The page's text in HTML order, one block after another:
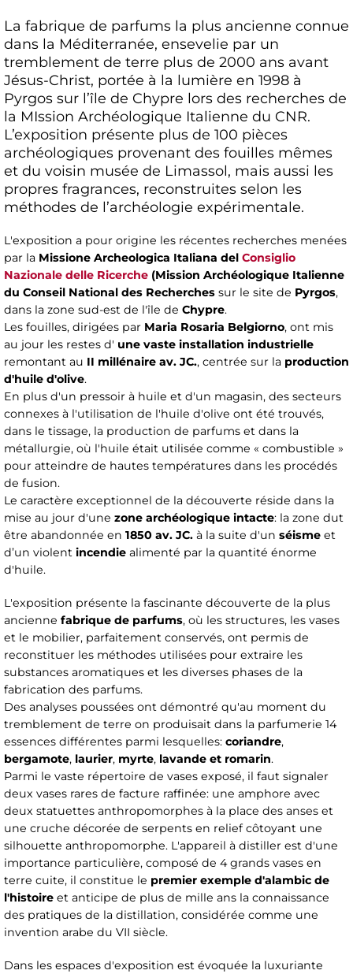
La fabrique de parfums la plus ancienne connue
dans la Méditerranée, ensevelie par un
tremblement de terre plus de 2000 ans avant
Jésus-Christ, portée à la lumière en 1998 à
Pyrgos sur l’île de Chypre lors des recherches de
la MIssion Archéologique Italienne du CNR.
L’exposition présente plus de 100 pièces
archéologiques provenant des fouilles mêmes
et du voisin musée de Limassol, mais aussi les
propres fragrances, reconstruites selon les
méthodes de l’archéologie expérimentale.
L'exposition a pour origine les récentes recherches menées
par la Missione Archeologica Italiana del Consiglio
Nazionale delle Ricerche (Mission Archéologique Italienne
du Conseil National des Recherches sur le site de Pyrgos,
dans la zone sud-est de l'île de Chypre.
Les fouilles, dirigées par Maria Rosaria Belgiorno, ont mis
au jour les restes d' une vaste installation industrielle
remontant au II millénaire av. JC., centrée sur la production
d'huile d'olive.
En plus d'un pressoir à huile et d'un magasin, des secteurs
connexes à l'utilisation de l'huile d'olive ont été trouvés,
dans le tissage, la production de parfums et dans la
métallurgie, où l'huile était utilisée comme « combustible »
pour atteindre de hautes températures dans les procédés
de fusion.
Le caractère exceptionnel de la découverte réside dans la
mise au jour d'une zone archéologique intacte: la zone dut
être abandonnée en 1850 av. JC. à la suite d'un séisme et
d’un violent incendie alimenté par la quantité énorme
d'huile.
L'exposition présente la fascinante découverte de la plus
ancienne fabrique de parfums, où les structures, les vases
et le mobilier, parfaitement conservés, ont permis de
reconstituer les méthodes utilisées pour extraire les
substances aromatiques et les diverses phases de la
fabrication des parfums.
Des analyses poussées ont démontré qu'au moment du
tremblement de terre on produisait dans la parfumerie 14
essences différentes parmi lesquelles: coriandre,
bergamote, laurier, myrte, lavande et romarin.
Parmi le vaste répertoire de vases exposé, il faut signaler
deux vases rares de facture raffinée: une amphore avec
deux statuettes anthropomorphes à la place des anses et
une cruche décorée de serpents en relief côtoyant une
silhouette anthropomorphe. L'appareil à distiller est d'une
importance particulière, composé de 4 grands vases en
terre cuite, il constitue le premier exemple d'alambic de
l'histoire et anticipe de plus de mille ans la connaissance
des pratiques de la distillation, considérée comme une
invention arabe du VII siècle.
Dans les espaces d'exposition est évoquée la luxuriante